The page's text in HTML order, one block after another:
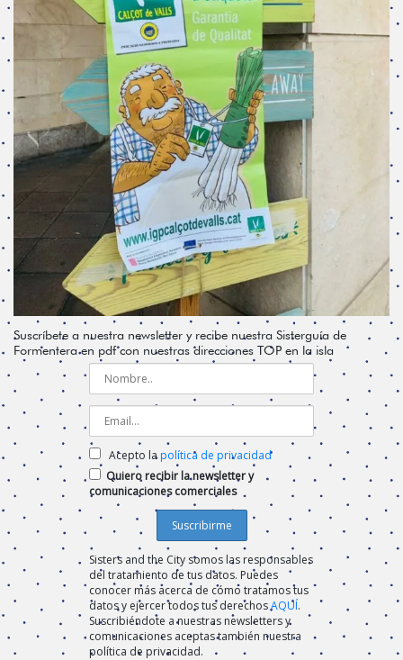
Suscríbete a nuestra newsletter y recibe nuestra Sisterguía de
Formentera en pdf con nuestras direcciones TOP en la isla
Acepto lapolítica de privacidad
Quiero recibir la newsletter y
comunicaciones comerciales
Sisters and the City somos las responsables
del tratamiento de tus datos. Puedes
conocer más acerca de cómo tratamos tus
datos y ejercer todos tus derechosAQUÍ.
Suscribiéndote a nuestras newsletters y
comunicaciones aceptas también nuestra
política de privacidad.